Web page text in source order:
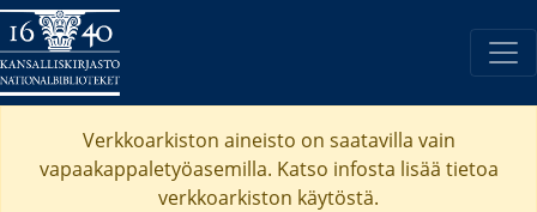
Verkkoarkiston aineisto on saatavilla vain
vapaakappaletyöasemilla. Katso infosta lisää tietoa
verkkoarkiston käytöstä.